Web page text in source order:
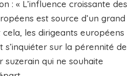
: « L’influence croissante des
est source d’un grand
cela, les dirigeants européens
sur la pérennité de
suzerain qui ne souhaite